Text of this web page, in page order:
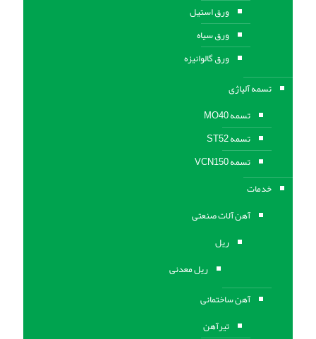
ورق استیل
ورق سیاه
ورق گالوانیزه
تسمه آلیاژی
تسمه MO40
تسمه ST52
تسمه VCN150
خدمات
آهن آلات صنعتی
ریل
ریل معدنی
آهن ساختمانی
تیرآهن